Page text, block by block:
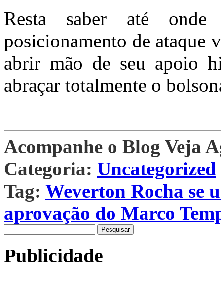
Resta saber até
posicionamento de ataque
abrir mão de seu apoio
abraçar totalmente o
Acompanhe o Blog Veja
Categoria: Uncategorized
Tag: Weverton Rocha se
aprovação do Marco
por:
Publicidade